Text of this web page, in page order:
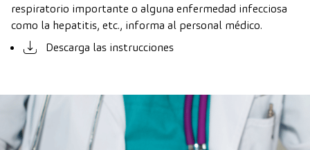
respiratorio importante o alguna enfermedad infecciosa
como la hepatitis, etc., informa al personal médico.
Descarga las instrucciones